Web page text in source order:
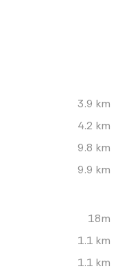
3.9 km
4.2 km
9.8 km
9.9 km
18m
1.1 km
1.1 km